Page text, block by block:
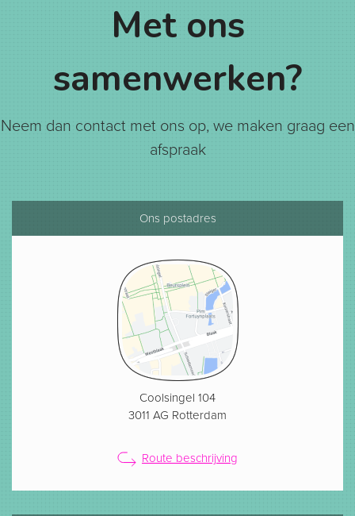
Met ons
samenwerken?
Neem dan contact met ons op, we maken graag een
afspraak
Ons postadres
Coolsingel 104
3011 AG Rotterdam
Route beschrijving